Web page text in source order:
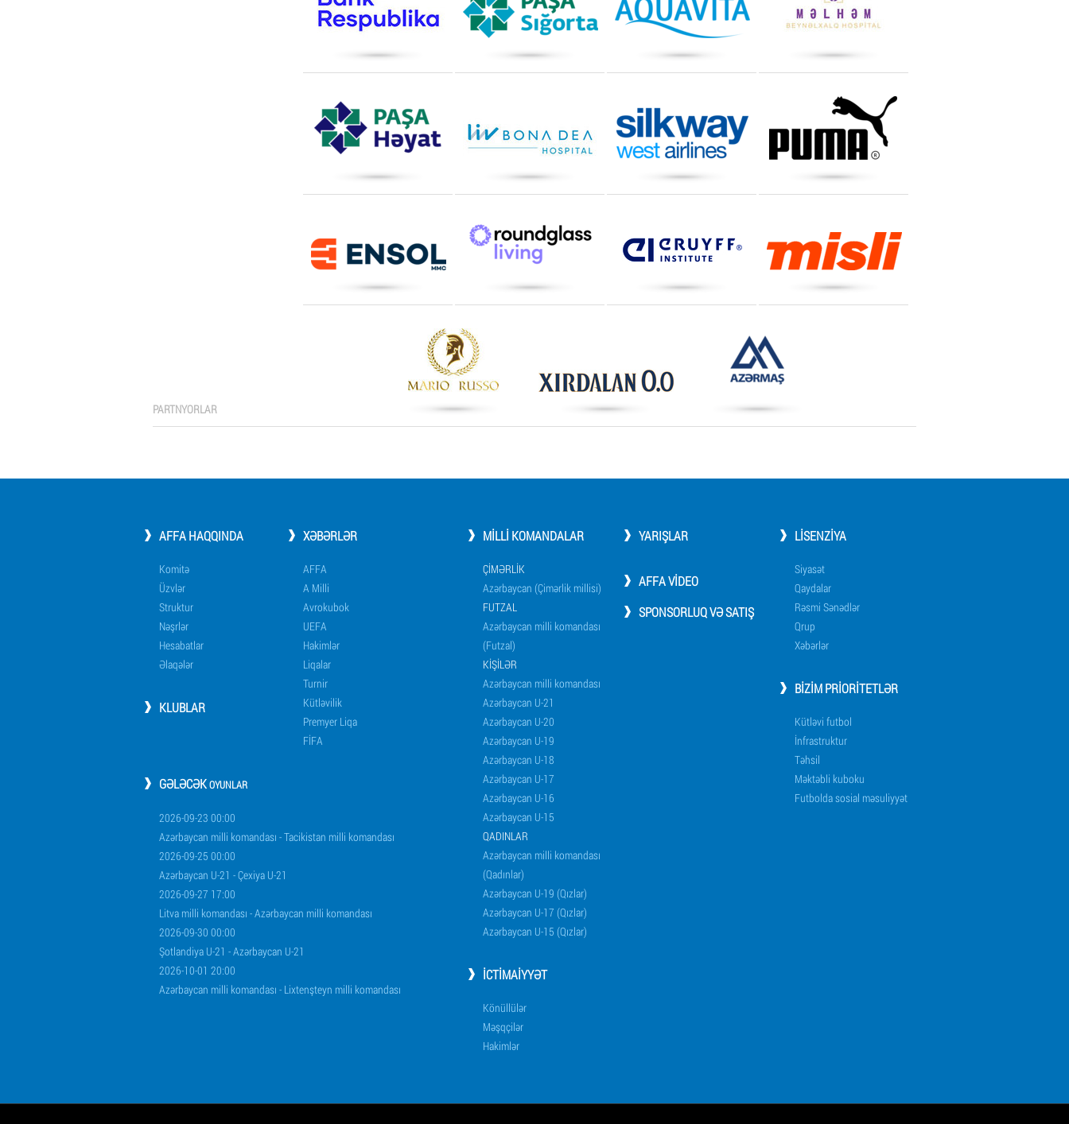
PARTNYORLAR
AFFA HAQQINDA
Komitə
Üzvlər
Struktur
Nəşrlər
Hesabatlar
Əlaqələr
KLUBLAR
XƏBƏRLƏR
AFFA
A Milli
Avrokubok
UEFA
Hakimlər
Liqalar
Turnir
Kütləvilik
Premyer Liqa
FİFA
GƏLƏCƏKOYUNLAR
2026-09-23 00:00
Azərbaycan milli komandası - Tacikistan milli komandası
2026-09-25 00:00
Azərbaycan U-21 - Çexiya U-21
2026-09-27 17:00
Litva milli komandası - Azərbaycan milli komandası
2026-09-30 00:00
Şotlandiya U-21 - Azərbaycan U-21
2026-10-01 20:00
Azərbaycan milli komandası - Lixtenşteyn milli komandası
MILLI KOMANDALAR
ÇIMƏRLIK
Azərbaycan (Çimərlik millisi)
FUTZAL
Azərbaycan milli komandası
(Futzal)
KIŞILƏR
Azərbaycan milli komandası
Azərbaycan U-21
Azərbaycan U-20
Azərbaycan U-19
Azərbaycan U-18
Azərbaycan U-17
Azərbaycan U-16
Azərbaycan U-15
QADINLAR
Azərbaycan milli komandası
(Qadınlar)
Azərbaycan U-19 (Qızlar)
Azərbaycan U-17 (Qızlar)
Azərbaycan U-15 (Qızlar)
İCTIMAIYYƏT
Könüllülər
Məşqçilər
Hakimlər
YARIŞLAR
AFFA VIDEO
SPONSORLUQ VƏ SATIŞ
LISENZIYA
Siyasət
Qaydalar
Rəsmi Sənədlər
Qrup
Xəbərlər
BIZIM PRIORITETLƏR
Kütləvi futbol
İnfrastruktur
Təhsil
Məktəbli kuboku
Futbolda sosial məsuliyyət